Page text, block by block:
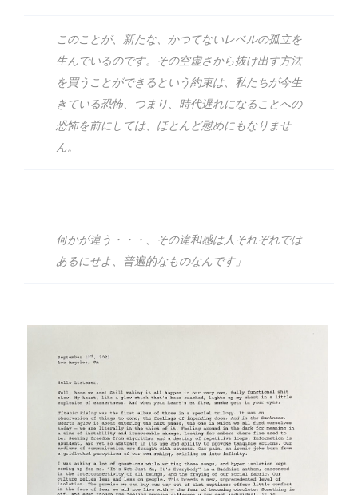
このことが、新たな、かつてないレベルの孤立を
生んでいるのです。その空虚さから抜け出す方法
を買うことができるという約束は、私たちが今生
きている恐怖、つまり、時代遅れになることへの
恐怖を前にしては、ほとんど慰めにもなりませ
ん。
何かが違う・・・、その違和感は人それぞれでは
あるにせよ、普遍的なものなんです」